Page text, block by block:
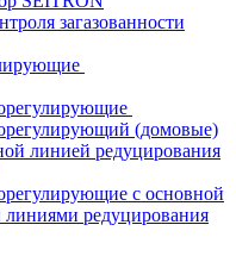
загазованности
(домовые)
линией редуцирования
с основной
линиями редуцирования